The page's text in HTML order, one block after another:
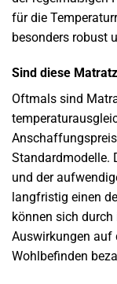
für die
besonders robust
Sind diese
Oftmals sind
Standardmodelle.
und der
langfristig einen
können sich
Auswirkungen auf
Wohlbefinden